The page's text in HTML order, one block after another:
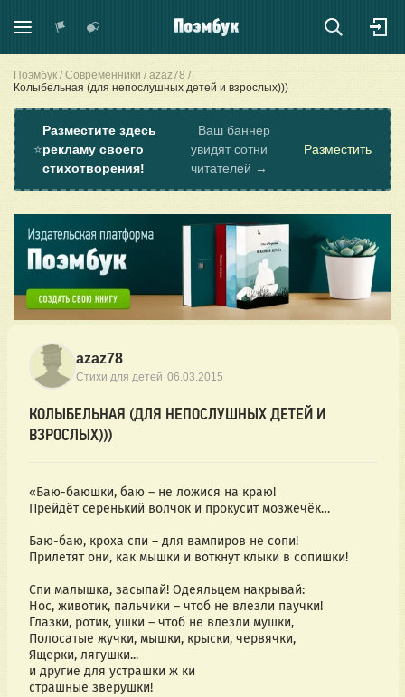
Поэмбук Современники
azaz78
Колыбельная (для непослушных детей и взрослых)))
⭐
Разместите здесь
рекламу своего
стихотворения!
Ваш баннер
увидят сотни
читателей →
Разместить
azaz78
Стихи для детей ·06.03.2015
КОЛЫБЕЛЬНАЯ (ДЛЯ НЕПОСЛУШНЫХ ДЕТЕЙ И
ВЗРОСЛЫХ)))
«Баю-баюшки, баю – не ложися на краю!
Прейдёт серенький волчок и прокусит мозжечёк…
Баю-баю, кроха спи – для вампиров не сопи!
Прилетят они, как мышки и воткнут клыки в сопишки!
Спи малышка, засыпай! Одеяльцем накрывай:
Нос, животик, пальчики – чтоб не влезли паучки!
Глазки, ротик, ушки – чтоб не влезли мушки,
Полосатые жучки, мышки, крыски, червячки,
Ящерки, лягушки...
и другие для устрашки ж ки
страшные зверушки!